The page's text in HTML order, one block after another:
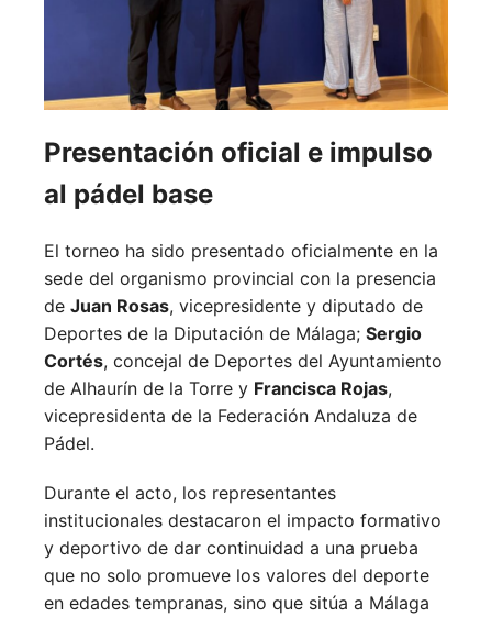
Presentación oficial e impulso
al pádel base
El torneo ha sido presentado oficialmente en la
sede del organismo provincial con la presencia
de Juan Rosas, vicepresidente y diputado de
Deportes de la Diputación de Málaga; Sergio
Cortés, concejal de Deportes del Ayuntamiento
de Alhaurín de la Torre y Francisca Rojas,
vicepresidenta de la Federación Andaluza de
Pádel.
Durante el acto, los representantes
institucionales destacaron el impacto formativo
y deportivo de dar continuidad a una prueba
que no solo promueve los valores del deporte
en edades tempranas, sino que sitúa a Málaga